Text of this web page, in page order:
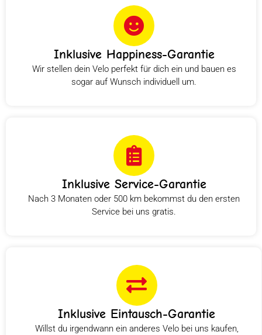
Inklusive Happiness-Garantie
Wir stellen dein Velo perfekt für dich ein und bauen es
sogar auf Wunsch individuell um.
Inklusive Service-Garantie
Nach 3 Monaten oder 500 km bekommst du den ersten
Service bei uns gratis.
Inklusive Eintausch-Garantie
Willst du irgendwann ein anderes Velo bei uns kaufen,